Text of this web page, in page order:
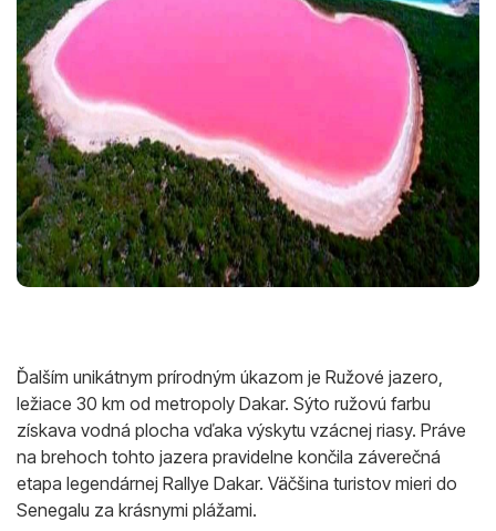
Ďalším unikátnym prírodným úkazom je Ružové jazero,
ležiace 30 km od metropoly Dakar. Sýto ružovú farbu
získava vodná plocha vďaka výskytu vzácnej riasy. Práve
na brehoch tohto jazera pravidelne končila záverečná
etapa legendárnej Rallye Dakar. Väčšina turistov mieri do
Senegalu za krásnymi plážami.